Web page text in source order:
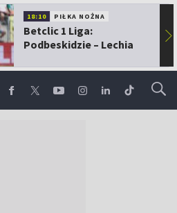
18:10 PIŁKA NOŻNA
Betclic 1 Liga:
Podbeskidzie – Lechia
▶